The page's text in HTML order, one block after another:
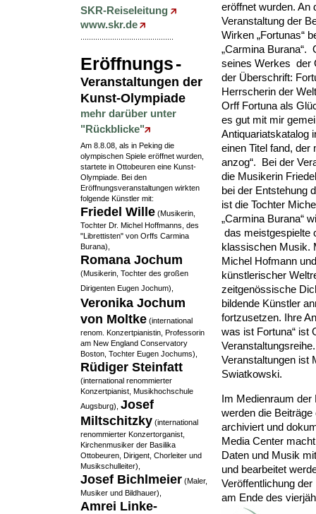
SKR-Reiseleitung
www.skr.de
Eröffnungs-
Veranstaltungen der
Kunst-Olympiade
mehr darüber unter
"Rückblicke"
Am 8.8.08, als in Peking die
olympischen Spiele eröffnet wurden,
startete in Ottobeuren eine Kunst-
Olympiade. Bei den
Eröffnungsveranstaltungen wirkten
folgende Künstler mit:
Friedel Wille (Musikerin,
Tochter Dr. Michel Hoffmanns, des
"Librettisten" von Orffs Carmina
Burana),
Romana Jochum
(Musikerin, Tochter des großen
Dirigenten Eugen Jochum),
Veronika Jochum
von Moltke (international
renom. Konzertpianistin, Professorin
am New England Conservatory
Boston, Tochter Eugen Jochums),
Rüdiger Steinfatt
(international renommierter
Konzertpianist, Musikhochschule
Augsburg), Josef
Miltschitzky (international
renommierter Konzertorganist,
Kirchenmusiker der Basilika
Ottobeuren, Dirigent, Chorleiter und
Musikschulleiter),
Josef Bichlmeier (Maler,
Musiker und Bildhauer),
Amrei Linke-
eröffnet wurden. An
Veranstaltung der
Wirken „Fortunas“
„Carmina Burana“.
seines Werkes der
der Überschrift:
Herrscherin der
Orff Fortuna als
es gut mit mir
Antiquariatskatalog
einen Titel fand,
anzog“. Bei der
die Musikerin
bei der Entstehung
ist die Tochter
„Carmina Burana“
das meistgespielte
klassischen Musik.
Michel Hofmann
künstlerischer
zeitgenössische
bildende Künstler
fortzusetzen. Ihre
was ist Fortuna“ ist
Veranstaltungen ist
Swiatkowski.
Im Medienraum der
werden die Beiträge
archiviert und
Media Center
Daten und Musik
und bearbeitet
Veröffentlichung
am Ende des